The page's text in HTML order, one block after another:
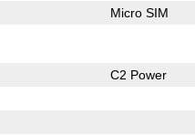
Micro SIM
C2 Power